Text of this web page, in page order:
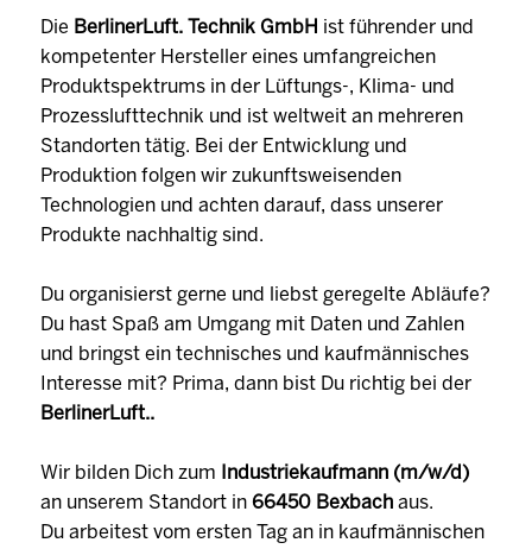
Die BerlinerLuft. Technik GmbH ist führender und
kompetenter Hersteller eines umfangreichen
Produktspektrums in der Lüftungs-, Klima- und
Prozesslufttechnik und ist weltweit an mehreren
Standorten tätig. Bei der Entwicklung und
Produktion folgen wir zukunftsweisenden
Technologien und achten darauf, dass unserer
Produkte nachhaltig sind.
Du organisierst gerne und liebst geregelte Abläufe?
Du hast Spaß am Umgang mit Daten und Zahlen
und bringst ein technisches und kaufmännisches
Interesse mit? Prima, dann bist Du richtig bei der
BerlinerLuft..
Wir bilden Dich zum Industriekaufmann (m/w/d)
an unserem Standort in 66450 Bexbach aus.
Du arbeitest vom ersten Tag an in kaufmännischen